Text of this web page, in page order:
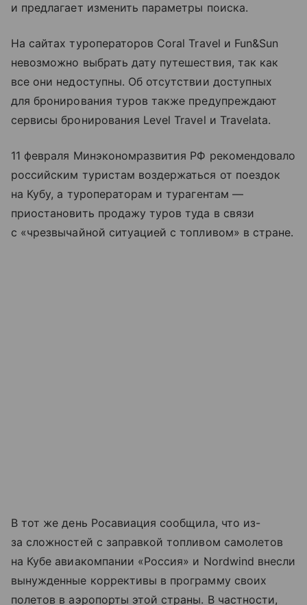
и предлагает изменить параметры поиска.
На сайтах туроператоров Coral Travel и Fun&Sun
невозможно выбрать дату путешествия, так как
все они недоступны. Об отсутствии доступных
для бронирования туров также предупреждают
сервисы бронирования Level Travel и Travelata.
11 февраля Минэкономразвития РФ рекомендовало
российским туристам воздержаться от поездок
на Кубу, а туроператорам и турагентам —
приостановить продажу туров туда в связи
с «чрезвычайной ситуацией с топливом» в стране.
В тот же день Росавиация сообщила, что из-
за сложностей с заправкой топливом самолетов
на Кубе авиакомпании «Россия» и Nordwind внесли
вынужденные коррективы в программу своих
полетов в аэропорты этой страны. В частности,